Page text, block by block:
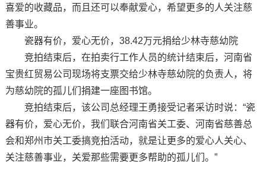
喜爱的收藏品，而且还可以奉献爱心，希望更多的人关注慈
善事业。
瓷器有价，爱心无价，38.42万元捐给少林寺慈幼院
竞拍结束后，在拍卖行工作人员的统计结束后，河南省
宝贵红贸易公司现场将支票交给少林寺慈幼院的负责人，将
为慈幼院的孤儿们捐建一座图书馆。
竞拍结束后，该公司总经理王勇接受记者采访时说：“瓷
器有价，爱心无价，我们联合河南省关工委、河南省慈善总
会和郑州市关工委搞竞拍活动，就是让更多的爱心人关心、
关注慈善事业，关爱那些需要更多帮助的孤儿们。”